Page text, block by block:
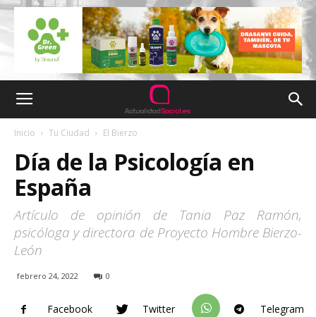
Inicio Tu Ciudad El Bierzo
Día de la Psicología en
España
Artículo de opinión de Tania Paz Ramón,
psicóloga y directora de Proyecto Hombre Bierzo-
León
febrero 24, 2022 0
Facebook Twitter Telegram